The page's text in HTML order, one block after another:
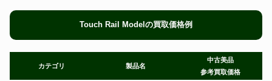
Touch Rail Modelの買取価格例
カテゴリ 製品名
中古美品
参考買取価格